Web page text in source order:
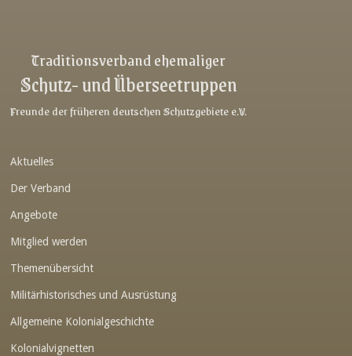
Link-v-z
Link-v-z
Link-v-z
Link-v-z
Link-v-z
Link-v-z
Link-v-z
Traditionsverband ehemaliger
Schutz- und Überseetruppen
Freunde der früheren deutschen Schutzgebiete e.V.
Aktuelles
Der Verband
Angebote
Mitglied werden
Themenübersicht
Militärhistorisches und Ausrüstung
Allgemeine Kolonialgeschichte
Kolonialvignetten